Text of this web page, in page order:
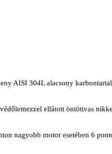
AISI 304L alacsony
ellátott öntöttvas
nagyobb motor esetében 6